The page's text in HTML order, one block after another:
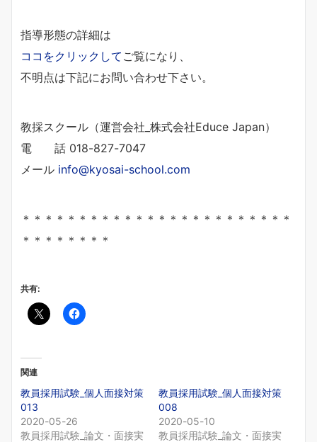
指導形態の詳細は
ココをクリックして ご覧になり、
不明点は下記にお問い合わせ下さい。
教採スクール（運営会社_株式会社Educe Japan）
電 話 018-827-7047
メール info@kyosai-school.com
＊＊＊＊＊＊＊＊＊＊＊＊＊＊＊＊＊＊＊＊＊＊＊＊
＊＊＊＊＊＊＊＊
共有:
関連
教員採用試験_個人面接対策
013
2020-05-26
教員採用試験_論文・面接実
教員採用試験_個人面接対策
008
2020-05-10
教員採用試験_論文・面接実